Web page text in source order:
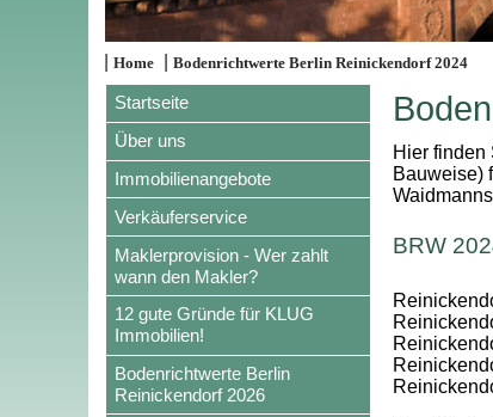
|Home |Bodenrichtwerte Berlin Reinickendorf 2024
Startseite
Über uns
Immobilienangebote
Verkäuferservice
Maklerprovision - Wer zahlt
wann den Makler?
12 gute Gründe für KLUG
Immobilien!
Bodenrichtwerte Berlin
Reinickendorf 2026
Hier finden
Bauweise)
BRW